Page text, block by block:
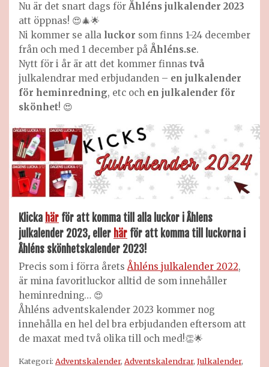
Nu är det snart dags för Åhléns julkalender 2023
att öppnas! 😍🎄🌟
Ni kommer se alla luckor som finns 1-24 december
från och med 1 december på Åhléns.se.
Nytt för i år är att det kommer finnas två
julkalendrar med erbjudanden – en julkalender
för heminredning, etc och en julkalender för
skönhet! 😍
Klicka här för att komma till alla luckor i Åhlens
julkalender 2023, eller här för att komma till luckorna i
Åhléns skönhetskalender 2023!
Precis som i förra åretsÅhléns julkalender 2022,
är mina favoritluckor alltid de som innehåller
heminredning… 😍
Åhléns adventskalender 2023 kommer nog
innehålla en hel del bra erbjudanden eftersom att
de maxat med två olika till och med!👏🌟
Kategori: Adventskalender, Adventskalendrar, Julkalender,